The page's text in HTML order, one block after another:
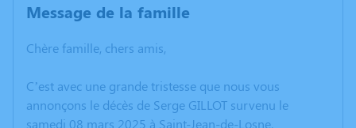
Message de la famille
Chère famille, chers amis,
C’est avec une grande tristesse que nous vous
annonçons le décès de Serge GILLOT survenu le
samedi 08 mars 2025 à Saint-Jean-de-Losne.